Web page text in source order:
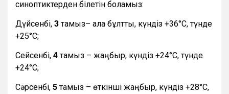
синоптиктерден білетін боламыз:
Дүйсенбі, 3тамыз– ала бұлтты, күндіз +36°С, түнде
+25°С;
Сейсенбі, 4тамыз – жаңбыр, күндіз +24°С, түнде
+24°С;
Сәрсенбі, 5тамыз – өткінші жаңбыр, күндіз +28°С,